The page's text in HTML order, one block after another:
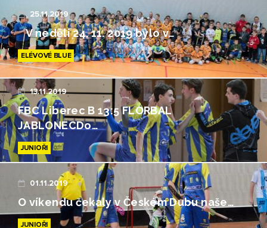
25.11.2019
V neděli 24. 11. 2019 bylo v…
ELÉVOVÉ BLUE
13.11.2019
FBC Liberec B 13:5 FLORBAL
JABLONECDo…
JUNIOŘI
01.11.2019
O víkendu čekaly v Českém Dubu naše…
JUNIOŘI